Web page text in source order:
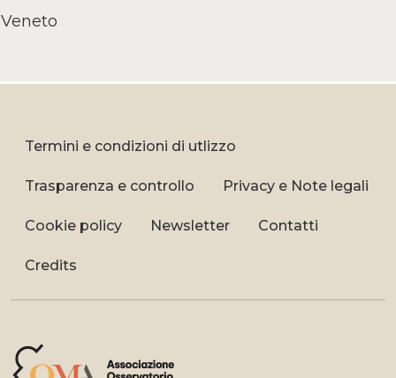
Veneto
Termini e condizioni di utlizzo
Trasparenza e controllo Privacy e Note legali
Cookie policy Newsletter Contatti
Credits